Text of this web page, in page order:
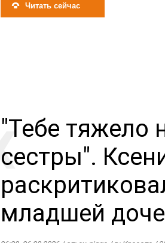
Читать сейчас
"Тебе тяжело
сестры".
младшей